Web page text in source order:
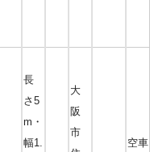
長
さ5
m・
幅1.
大
阪
市
空車